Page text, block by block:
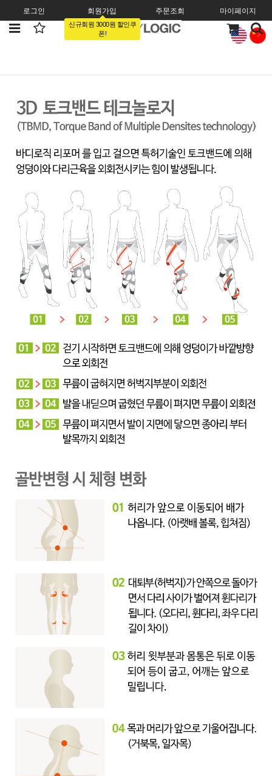
로그인 회원가입
신규회원 3000원 할인쿠
폰!
주문조회 마이페이지